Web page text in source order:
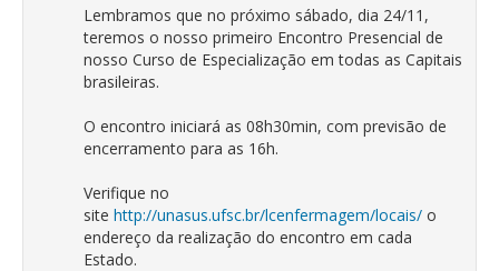
Lembramos que no próximo sábado, dia 24/11,
teremos o nosso primeiro Encontro Presencial de
nosso Curso de Especialização em todas as Capitais
brasileiras.
O encontro iniciará as 08h30min, com previsão de
encerramento para as 16h.
Verifique no
site http://unasus.ufsc.br/lcenfermagem/locais/ o
endereço da realização do encontro em cada
Estado.